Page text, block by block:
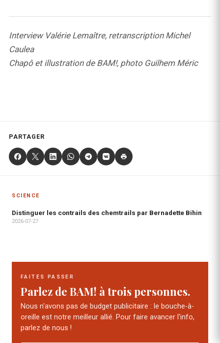
Interview Valérie Lemaître, retranscription Michel
Caulea
Chapô et illustration de BAM!, photo Guilhem Méric
PARTAGER
SCIENCE
Distinguer les contrails des chemtrails par Bernadette Bihin
2026-07-27
FAITES PASSER
Parlez de BAM! à trois personnes.
Nous n'avons pas de budget publicitaire : le bouche-à-
oreille est notre meilleur allié. Pour faire avancer l'info,
parlez de nous !